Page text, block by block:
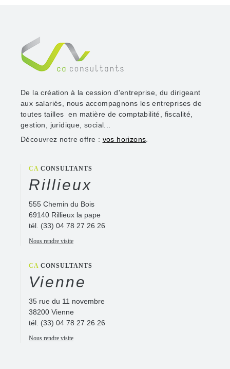
De la création à la cession d'entreprise, du dirigeant
aux salariés, nous accompagnons les entreprises de
toutes tailles en matière de comptabilité, fiscalité,
gestion, juridique, social...
Découvrez notre offre : vos horizons.
CACONSULTANTS
Rillieux
555 Chemin du Bois
69140 Rillieux la pape
tél. (33) 04 78 27 26 26
Nous rendre visite
CACONSULTANTS
Vienne
35 rue du 11 novembre
38200 Vienne
tél. (33) 04 78 27 26 26
Nous rendre visite